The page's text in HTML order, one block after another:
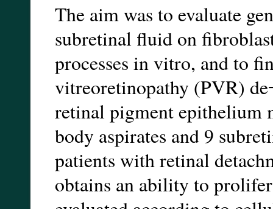
The aim was to evaluate
subretinal fluid on
processes in vitro, and to
vitreoretinopathy (PVR)
retinal pigment epithelium
body aspirates and 9
patients with retinal
obtains an ability to